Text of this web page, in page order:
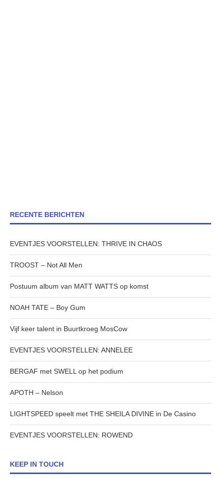
RECENTE BERICHTEN
EVENTJES VOORSTELLEN: THRIVE IN CHAOS
TROOST – Not All Men
Postuum album van MATT WATTS op komst
NOAH TATE – Boy Gum
Vijf keer talent in Buurtkroeg MosCow
EVENTJES VOORSTELLEN: ANNELEE
BERGAF met SWELL op het podium
APOTH – Nelson
LIGHTSPEED speelt met THE SHEILA DIVINE in De Casino
EVENTJES VOORSTELLEN: ROWEND
KEEP IN TOUCH